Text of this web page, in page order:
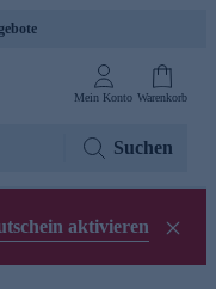
Mein Konto Warenkorb
Suchen
aktivieren